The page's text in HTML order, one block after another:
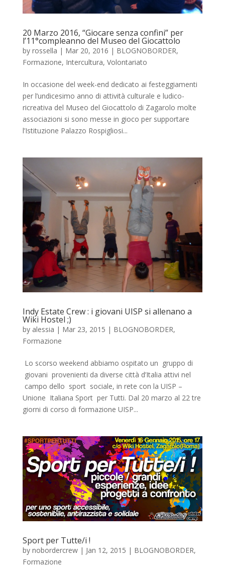
20 Marzo 2016, “Giocare senza confini” per
l’11°compleanno del Museo del Giocattolo
by rossella | Mar 20, 2016 | BLOGNOBORDER,
Formazione, Intercultura, Volontariato
In occasione del week-end dedicato ai festeggiamenti
per l’undicesimo anno di attività culturale e ludico-
ricreativa del Museo del Giocattolo di Zagarolo molte
associazioni si sono messe in gioco per supportare
l’Istituzione Palazzo Rospigliosi...
Indy Estate Crew : i giovani UISP si allenano a
Wiki Hostel ;)
by alessia | Mar 23, 2015 | BLOGNOBORDER,
Formazione
Lo scorso weekend abbiamo ospitato un gruppo di
giovani provenienti da diverse città d’Italia attivi nel
campo dello sport sociale, in rete con la UISP –
Unione Italiana Sport per Tutti. Dal 20 marzo al 22 tre
giorni di corso di formazione UISP...
Sport per Tutte/i !
by nobordercrew| Jan 12, 2015 | BLOGNOBORDER,
Formazione